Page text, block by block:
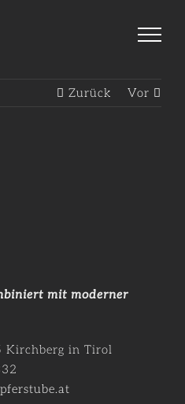
Zurück Vor
mit moderner
Kirchberg in Tirol